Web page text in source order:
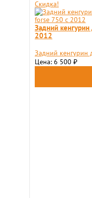
Скидка!
Задний
2012
Задний кенгурин
Цена: 6 500 ₽